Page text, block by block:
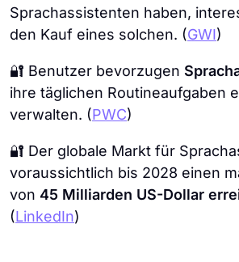
Sprachassistenten haben,
den Kauf eines solchen. (GWI)
🔐 Benutzer bevorzugen
ihre täglichen Routineaufgaben
verwalten. (PWC)
🔐 Der globale Markt für
voraussichtlich bis 2028 einen
von 45 Milliarden US-Dollar
(LinkedIn)